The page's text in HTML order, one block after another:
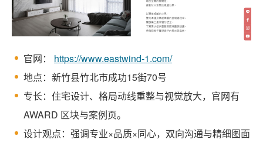
官网： https://www.eastwind-1.com/
地点：新竹县竹北市成功15街70号
专长：住宅设计、格局动线重整与视觉放大，官网有
AWARD 区块与案例页。
设计观点：强调专业×品质×同心，双向沟通与精细图面